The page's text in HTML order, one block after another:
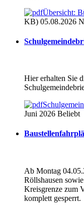
Übersicht:
KB) 05.08.2026
Hier erhalten Sie
Juni 2026 Beliebt
Ab Montag
Röllshausen
Kreisgrenze zum
komplett gesperrt.